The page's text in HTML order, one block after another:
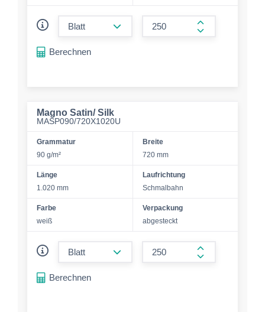
form.increase-
Berechnen
Magno Satin/ Silk
MASP090/720X1020U
Grammatur
90 g/m²
Breite
720 mm
Länge
1.020 mm
Laufrichtung
Schmalbahn
Farbe
weiß
Verpackung
abgesteckt
form.increase-
Berechnen